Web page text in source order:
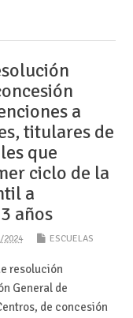
a
titulares de
que
ciclo de la
a
años
2024 ESCUELAS
resolución
General de
de concesión